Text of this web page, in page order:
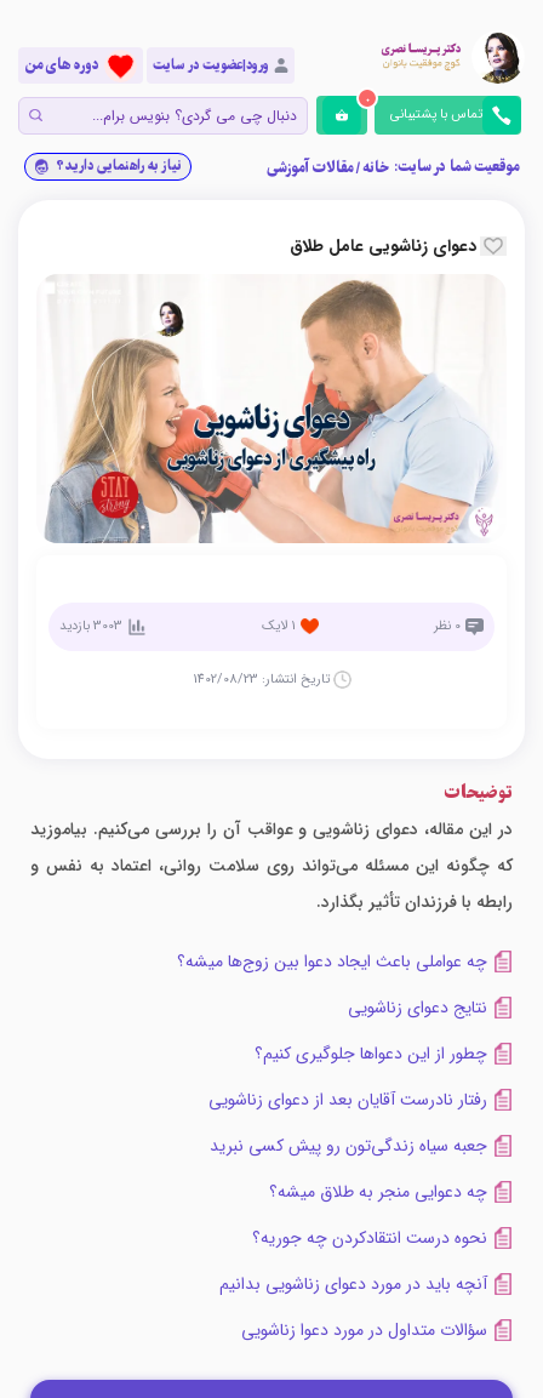
ورود|عضویت در سایت دوره های من
تماس با پشتیبانی
0
موقعیت شما در سایت: خانه/مقالات آموزشی نیاز به راهنمایی دارید؟
دعوای زناشویی عامل طلاق
0 نظر 1 لایک 3003بازدید
تاریخ انتشار: 1402/08/23
توضیحات
در این مقاله، دعوای زناشویی و عواقب آن را بررسی می‌کنیم. بیاموزید
که چگونه این مسئله می‌تواند روی سلامت روانی، اعتماد به نفس و
رابطه با فرزندان تأثیر بگذارد.
چه عواملی باعث ایجاد دعوا بین زوج‌ها میشه؟
نتایج دعوای زناشویی
چطور از این دعواها جلوگیری کنیم؟
رفتار نادرست آقایان بعد از دعوای زناشویی
جعبه سیاه زندگی‌تون رو پیش کسی نبرید
چه دعوایی منجر به طلاق میشه؟
نحوه درست انتقادکردن چه جوریه؟
آنچه باید در مورد دعوای زناشویی بدانیم
سؤالات متداول در مورد دعوا زناشویی